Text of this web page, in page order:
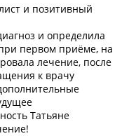
и позитивный
и определила
первом приёме, на
лечение, после
к врачу
Татьяне